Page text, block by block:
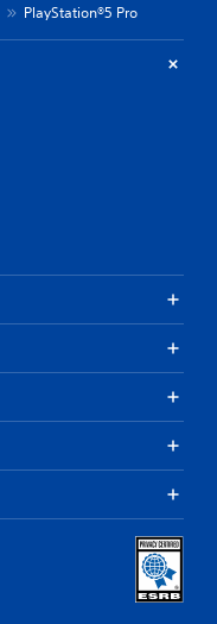
PlayStation®5 Pro